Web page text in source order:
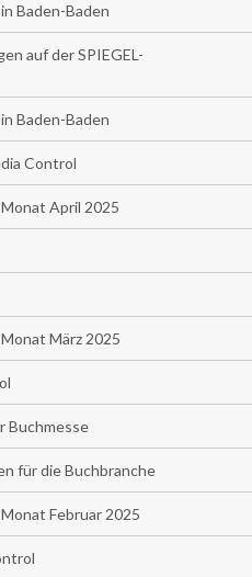
Baden-Baden
auf der SPIEGEL-
Baden-Baden
Control
April 2025
März 2025
Buchmesse
für die Buchbranche
Februar 2025